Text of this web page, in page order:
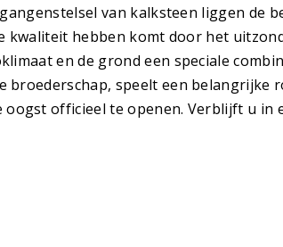
van kalksteen liggen de
kwaliteit hebben komt door het
en de grond een speciale
broederschap, speelt een
oogst officieel te openen. Verblijft u in